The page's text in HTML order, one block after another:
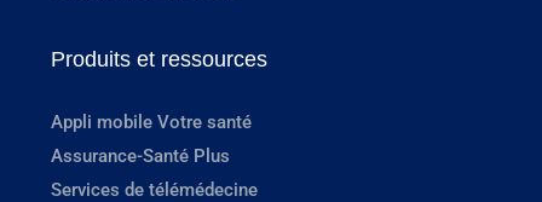
Produits et ressources
Appli mobile Votre santé
Assurance-Santé Plus
Services de télémédecine